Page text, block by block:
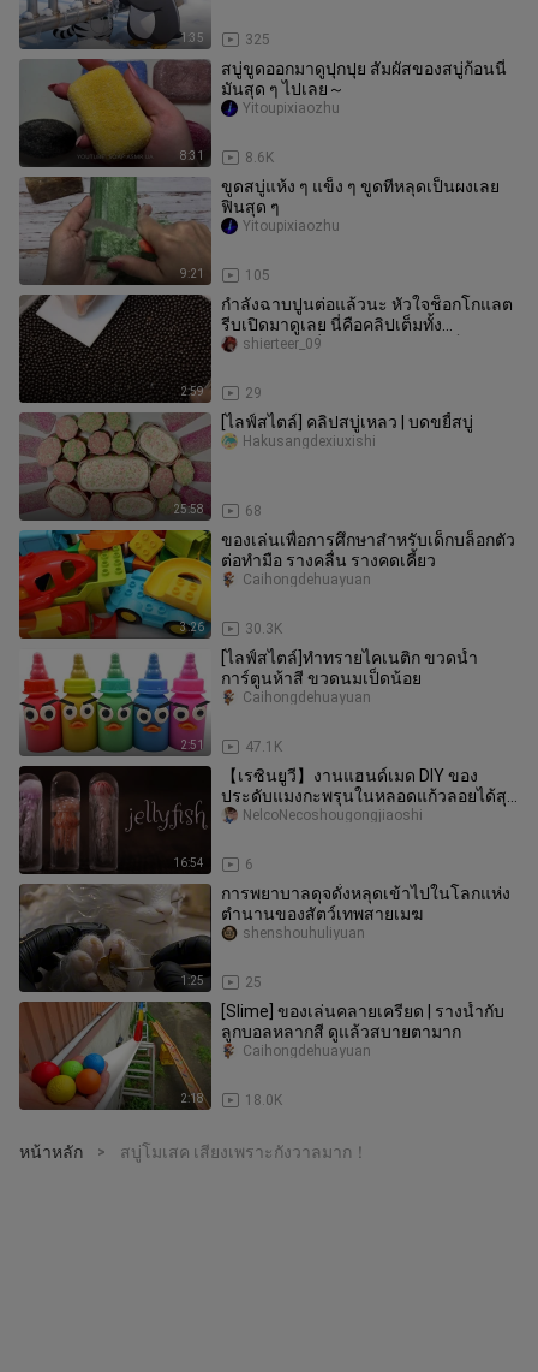
1:35 325
8:31
สบู่ขูดออกมาดูปุกปุย สัมผัสของสบู่ก้อนนี่
มันสุด ๆ ไปเลย～
8.6K
Yitoupixiaozhu
9:21
ขูดสบู่แห้ง ๆ แข็ง ๆ ขูดทีหลุดเป็นผงเลย
ฟินสุด ๆ
105
Yitoupixiaozhu
2:59
กำลังฉาบปูนต่อแล้วนะ หัวใจช็อกโกแลต
รีบเปิดมาดูเลย นี่คือคลิปเต็มทั้ง
กระบวนการที่พวกคุณชอบดู! ใช้ช็อก
29
shierteer_09
25:58
[ไลฟ์สไตล์] คลิปสบู่เหลว | บดขยี้สบู่
68
Hakusangdexiuxishi
3:26
ของเล่นเพื่อการศึกษาสำหรับเด็กบล็อกตัว
ต่อทำมือ รางคลื่น รางคดเคี้ยว
30.3K
Caihongdehuayuan
2:51
[ไลฟ์สไตล์]ทำทรายไคเนติก ขวดน้ำ
การ์ตูนห้าสี ขวดนมเป็ดน้อย
47.1K
Caihongdehuayuan
16:54
【เรซินยูวี】งานแฮนด์เมด DIY ของ
ประดับแมงกะพรุนในหลอดแก้วลอยได้สุด
แฟนตาซี【ห้องเรียนงานฝีมือ
6
NelcoNecoshougongjiaoshi
1:25
การพยาบาลดุจดั่งหลุดเข้าไปในโลกแห่ง
ตำนานของสัตว์เทพสายเมฆ
25
shenshouhuliyuan
2:18
[Slime] ของเล่นคลายเครียด | รางน้ำกับ
ลูกบอลหลากสี ดูแล้วสบายตามาก
18.0K
Caihongdehuayuan
หน้าหลัก > สบู่โมเสค เสียงเพราะกังวาลมาก！